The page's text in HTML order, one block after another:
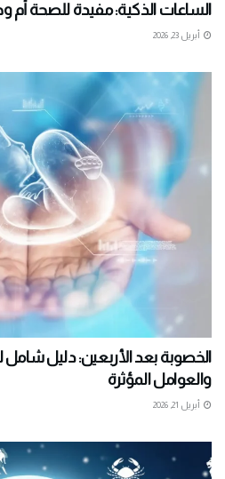
الساعات الذكية: مفيدة للصحة أم
أبريل 23, 2026
الخصوبة بعد الأربعين: دليل
والعوامل المؤثرة
أبريل 21, 2026